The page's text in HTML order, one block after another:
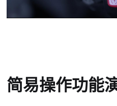
简易操作功能